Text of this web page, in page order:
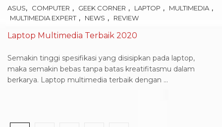
ASUS, COMPUTER , GEEK CORNER , LAPTOP , MULTIMEDIA ,
MULTIMEDIA EXPERT , NEWS , REVIEW
Laptop Multimedia Terbaik 2020
Semakin tinggi spesifikasi yang disisipkan pada laptop,
maka semakin bebas tanpa batas kreatifitasmu dalam
berkarya. Laptop multimedia terbaik dengan ...